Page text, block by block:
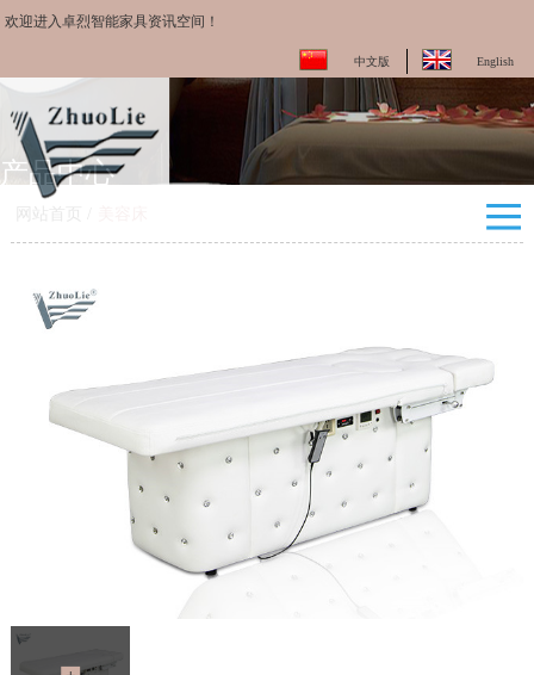
欢迎进入卓烈智能家具资讯空间！
中文版 English
产品中心